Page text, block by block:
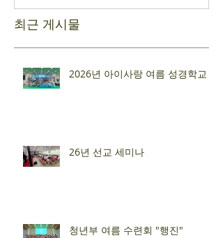
최근 게시물
2026년 아이사랑 여름 성경학교
26년 선교 세미나
청년부 여름 수련회 "행진"